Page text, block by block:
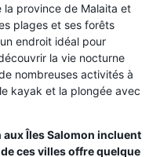
la province de Malaita et
plages et ses forêts
endroit idéal pour
la vie nocturne
nombreuses activités à
kayak et la plongée avec
Îles Salomon incluent
ces villes offre quelque